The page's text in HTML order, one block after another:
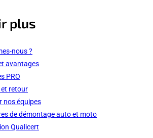
plus
nous ?
avantages
PRO
retour
nos équipes
de démontage auto et moto
Qualicert